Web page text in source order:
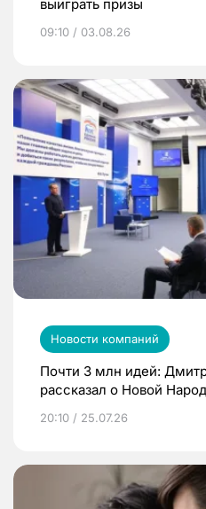
выиграть призы
09:10 / 03.08.26
Новости компаний
Почти 3 млн идей:
рассказал о Новой
20:10 / 25.07.26